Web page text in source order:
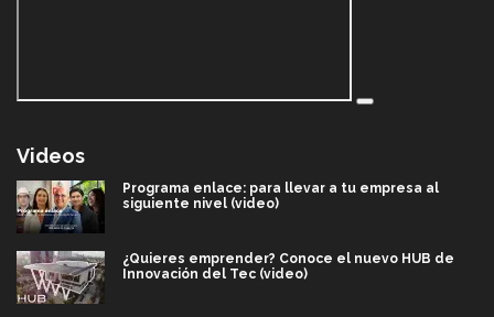
Videos
Programa enlace: para llevar a tu empresa al
siguiente nivel (video)
¿Quieres emprender? Conoce el nuevo HUB de
Innovación del Tec (video)